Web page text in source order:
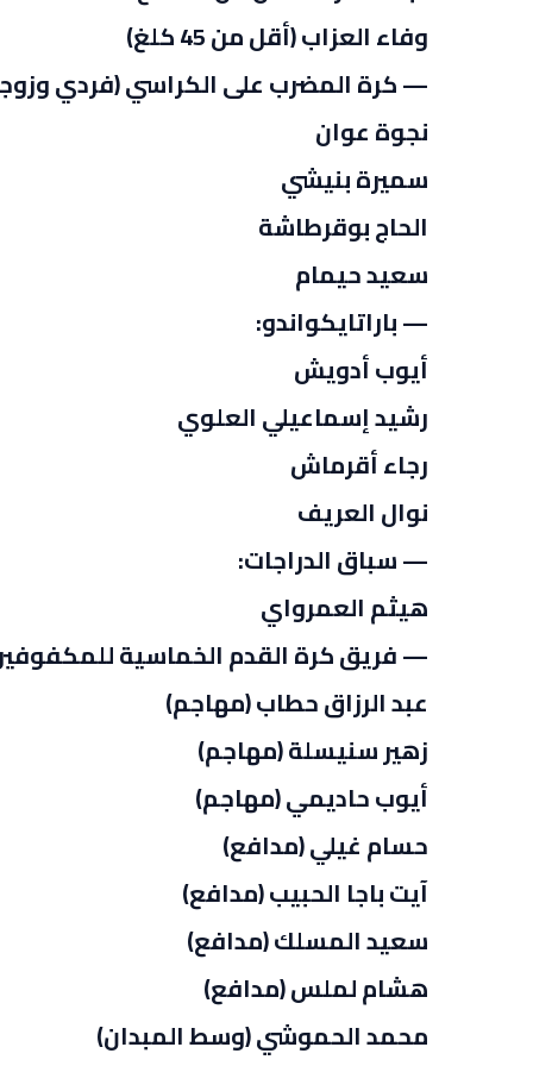
وفاء العزاب (أقل من 45 كلغ)
— كرة المضرب على الكراسي (فردي
نجوة عوان
سميرة بنيشي
الحاج بوقرطاشة
سعيد حيمام
— باراتايكواندو:
أيوب أدويش
رشيد إسماعيلي العلوي
رجاء أقرماش
نوال العريف
— سباق الدراجات:
هيثم العمرواي
— فريق كرة القدم الخماسية
عبد الرزاق حطاب (مهاجم)
زهير سنيسلة (مهاجم)
أيوب حاديمي (مهاجم)
حسام غيلي (مدافع)
آيت باجا الحبيب (مدافع)
سعيد المسلك (مدافع)
هشام لملس (مدافع)
محمد الحموشي (وسط المبدان)